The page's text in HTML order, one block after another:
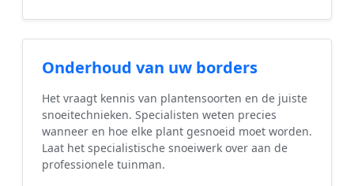
Onderhoud van uw borders
Het vraagt kennis van plantensoorten en de juiste
snoeitechnieken. Specialisten weten precies
wanneer en hoe elke plant gesnoeid moet worden.
Laat het specialistische snoeiwerk over aan de
professionele tuinman.